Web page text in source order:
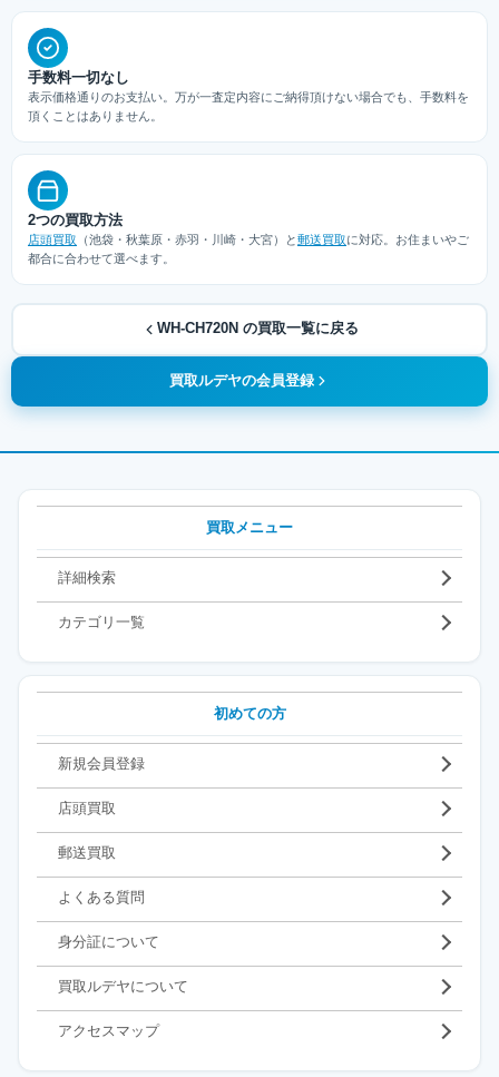
手数料一切なし
表示価格通りのお支払い。万が一査定内容にご納得頂けない場合でも、手数料を
頂くことはありません。
2つの買取方法
店頭買取 （池袋・秋葉原・赤羽・川崎・大宮）と郵送買取に対応。お住まいやご
都合に合わせて選べます。
WH-CH720N の買取一覧に戻る
買取ルデヤの会員登録
買取メニュー
詳細検索
カテゴリ一覧
初めての方
新規会員登録
店頭買取
郵送買取
よくある質問
身分証について
買取ルデヤについて
アクセスマップ